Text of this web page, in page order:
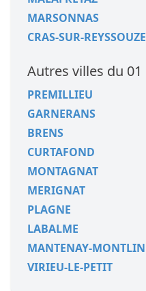
MARSONNAS
CRAS-SUR-REYSSOUZE
Autres villes du 01
PREMILLIEU
GARNERANS
BRENS
CURTAFOND
MONTAGNAT
MERIGNAT
PLAGNE
LABALME
MANTENAY-MONTLIN
VIRIEU-LE-PETIT